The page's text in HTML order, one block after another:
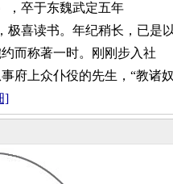
，卒于东魏武定五年
极喜读书。年纪稍长，已是以
而称著一时。刚刚步入社
府上众仆役的先生，“教诸奴
]